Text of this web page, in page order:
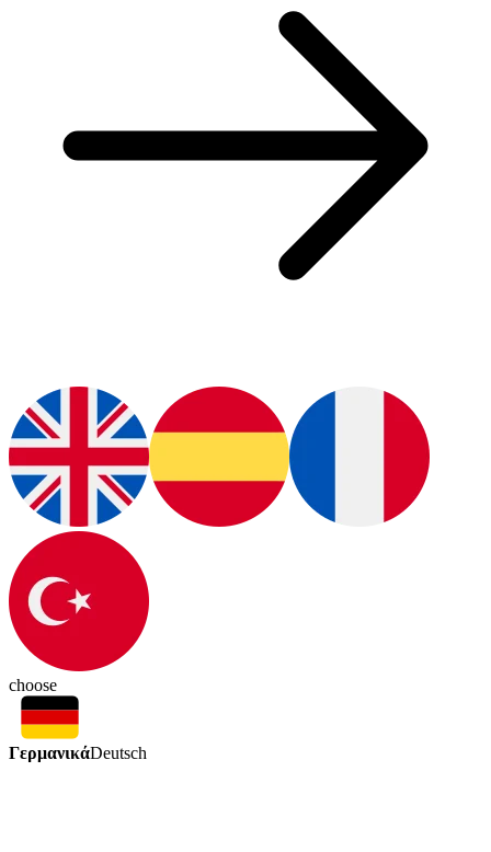
choose
ΓερμανικάDeutsch